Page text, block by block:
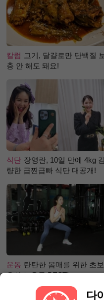
칼럼 고기, 달걀로만 단백질 보
충 안 해도 돼요!
식단 장영란, 10일 만에 4kg
량한 급찐급빠 식단 대공개!
운동 탄탄한 몸매를 위한 초보
유산소 운동 BEST!
다